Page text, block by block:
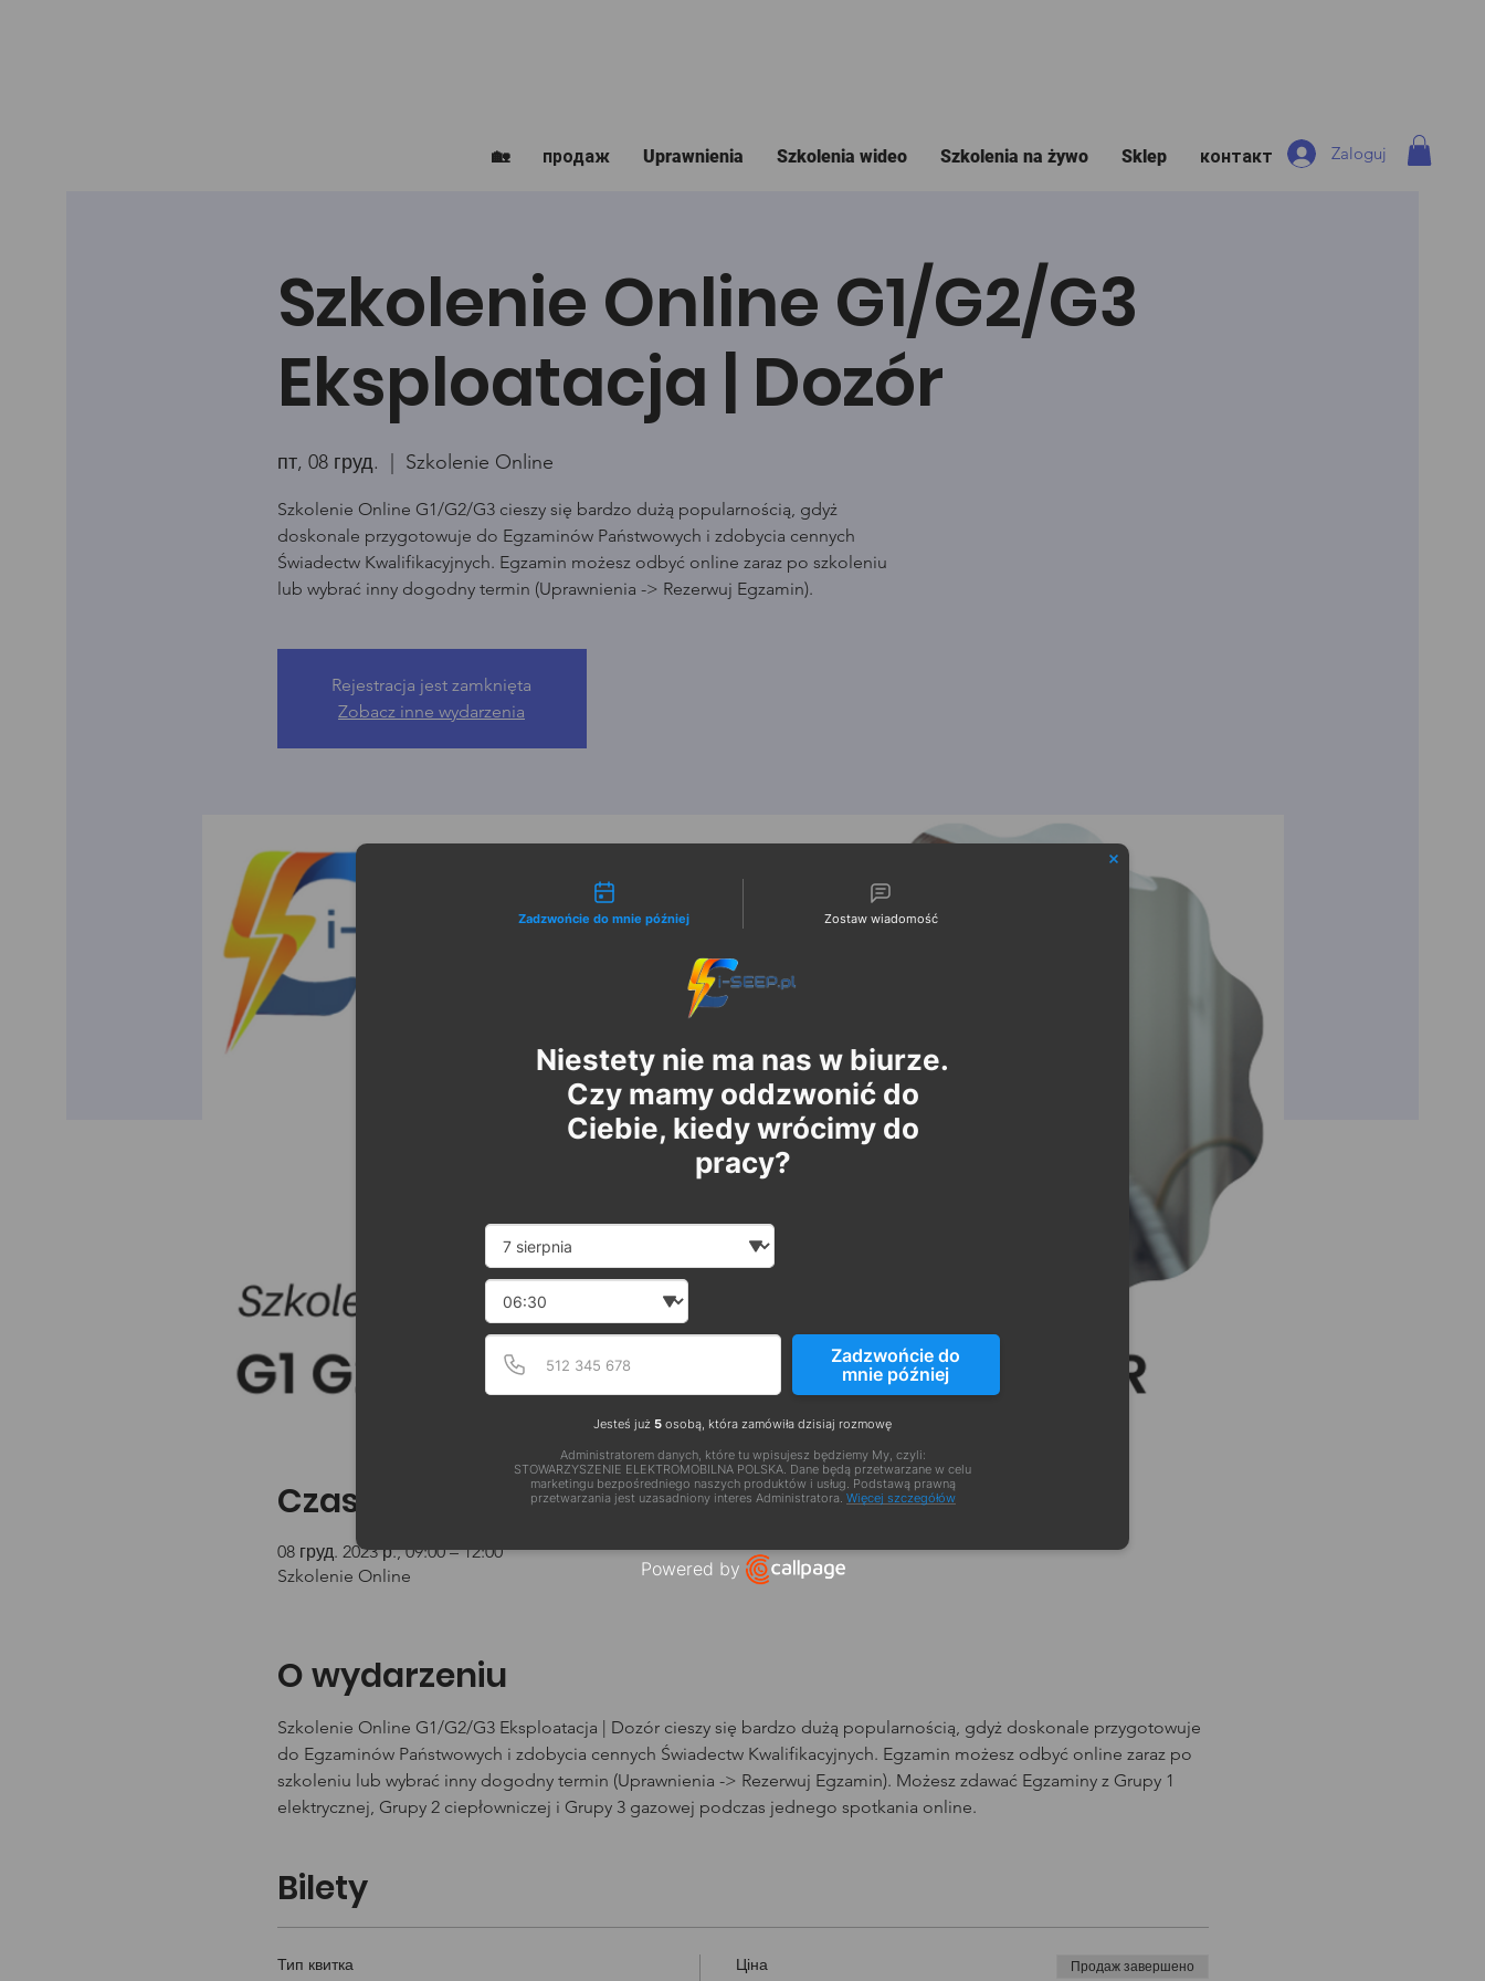
🏡 продаж Uprawnienia Szkolenia wideo Szkolenia na żywo Sklep контакт Zaloguj
Szkolenie Online G1/G2/G3
Eksploatacja | Dozór
пт, 08 груд.
  |
Szkolenie Online
Szkolenie Online G1/G2/G3 cieszy się bardzo dużą popularnością, gdyż
doskonale przygotowuje do Egzaminów Państwowych i zdobycia cennych
Świadectw Kwalifikacyjnych. Egzamin możesz odbyć online zaraz po szkoleniu
lub wybrać inny dogodny termin (Uprawnienia -> Rezerwuj Egzamin).
Rejestracja jest zamknięta
Zobacz inne wydarzenia
Czas i lokalizacja
08 груд. 2023 р., 09:00 – 12:00
Szkolenie Online
O wydarzeniu
Szkolenie Online G1/G2/G3 Eksploatacja | Dozór cieszy się bardzo dużą popularnością, gdyż doskonale przygotowuje
do Egzaminów Państwowych i zdobycia cennych Świadectw Kwalifikacyjnych. Egzamin możesz odbyć online zaraz po
szkoleniu lub wybrać inny dogodny termin (Uprawnienia -> Rezerwuj Egzamin). Możesz zdawać Egzaminy z Grupy 1
elektrycznej, Grupy 2 ciepłowniczej i Grupy 3 gazowej podczas jednego spotkania online.
Bilety
Тип квитка Ціна Продаж завершено
Możliwości kontaktu
Zadzwońcie do mnie później Zostaw wiadomość
Niestety nie ma nas w biurze.
Czy mamy oddzwonić do
Ciebie, kiedy wrócimy do
pracy?
Date and time slection for scheduled call
Wybierz datę
Wybierz godzinę
Numer telefonu
Podaj poprawny numer telefonu w formacie E164
Zadzwońcie do
mnie później
Jesteś już 5 osobą, która zamówiła dzisiaj rozmowę
Administratorem danych, które tu wpisujesz będziemy My, czyli:
STOWARZYSZENIE ELEKTROMOBILNA POLSKA. Dane będą przetwarzane w celu
marketingu bezpośredniego naszych produktów i usług. Podstawą prawną
przetwarzania jest uzasadniony interes Administratora. Więcej szczegółów
Powered by